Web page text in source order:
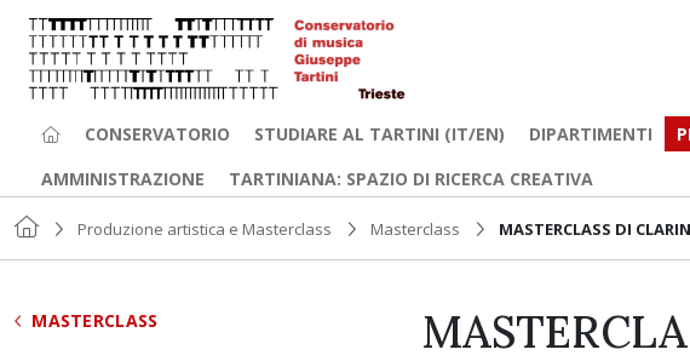
CONSERVATORIO STUDIARE AL TARTINI (IT/EN) DIPARTIMENTI
AMMINISTRAZIONE
TARTINIANA: SPAZIO DI RICERCA CREATIVA
Produzione artistica e Masterclass Masterclass MASTERCLASS DI
MASTERCLASS